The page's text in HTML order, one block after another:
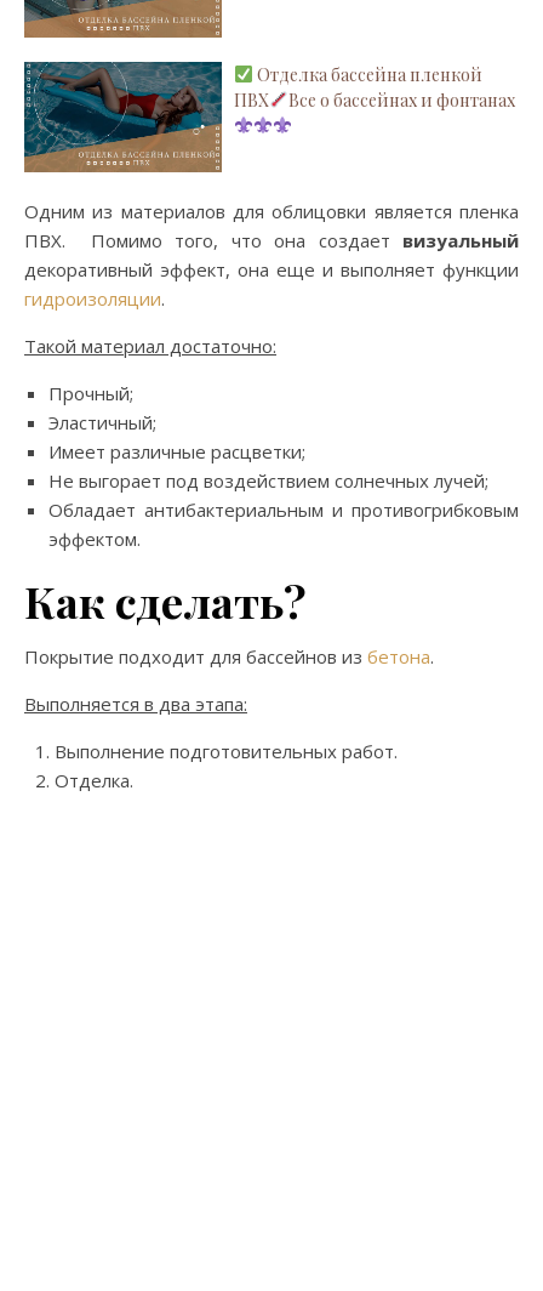
Отделка бассейна пленкой
ПВХ
Все о бассейнах и фонтанах
Одним из материалов для облицовки является пленка
ПВХ. Помимо того, что она создает визуальный
декоративный эффект, она еще и выполняет функции
гидроизоляции.
Такой материал достаточно:
Прочный;
Эластичный;
Имеет различные расцветки;
Не выгорает под воздействием солнечных лучей;
Обладает антибактериальным и противогрибковым
эффектом.
Как сделать?
Покрытие подходит для бассейнов из бетона.
Выполняется в два этапа:
Выполнение подготовительных работ.
Отделка.